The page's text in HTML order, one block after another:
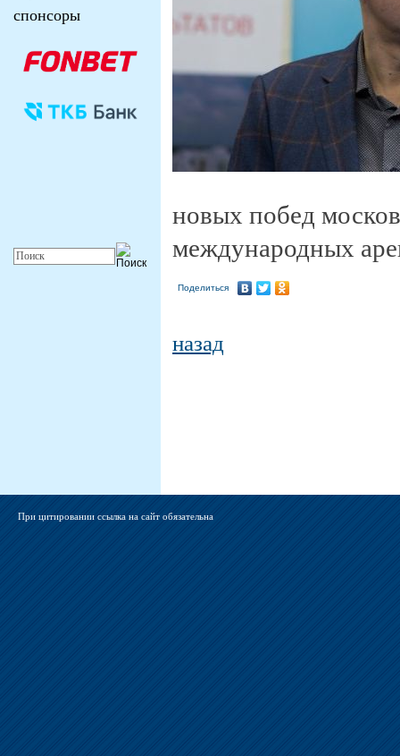
новых побед
международных
Поделиться
назад
спонсоры
При цитировании ссылка на сайт обязательна